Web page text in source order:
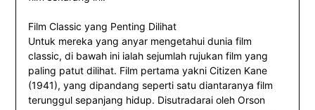
Film Classic yang Penting Dilihat
Untuk mereka yang anyar mengetahui dunia film
classic, di bawah ini ialah sejumlah rujukan film yang
paling patut dilihat. Film pertama yakni Citizen Kane
(1941), yang dipandang seperti satu diantaranya film
terunggul sepanjang hidup. Disutradarai oleh Orson